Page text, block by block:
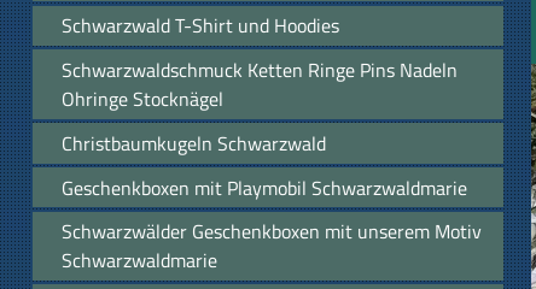
Schwarzwald T-Shirt und Hoodies
Schwarzwaldschmuck Ketten Ringe Pins Nadeln
Ohringe Stocknägel
Christbaumkugeln Schwarzwald
Geschenkboxen mit Playmobil Schwarzwaldmarie
Schwarzwälder Geschenkboxen mit unserem Motiv
Schwarzwaldmarie